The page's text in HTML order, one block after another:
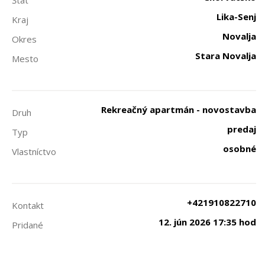
Kraj
Lika-Senj
Okres
Novalja
Mesto
Stara Novalja
Druh
Rekreačný apartmán - novostavba
Typ
predaj
Vlastníctvo
osobné
Kontakt
+421910822710
Pridané
12. jún 2026 17:35 hod